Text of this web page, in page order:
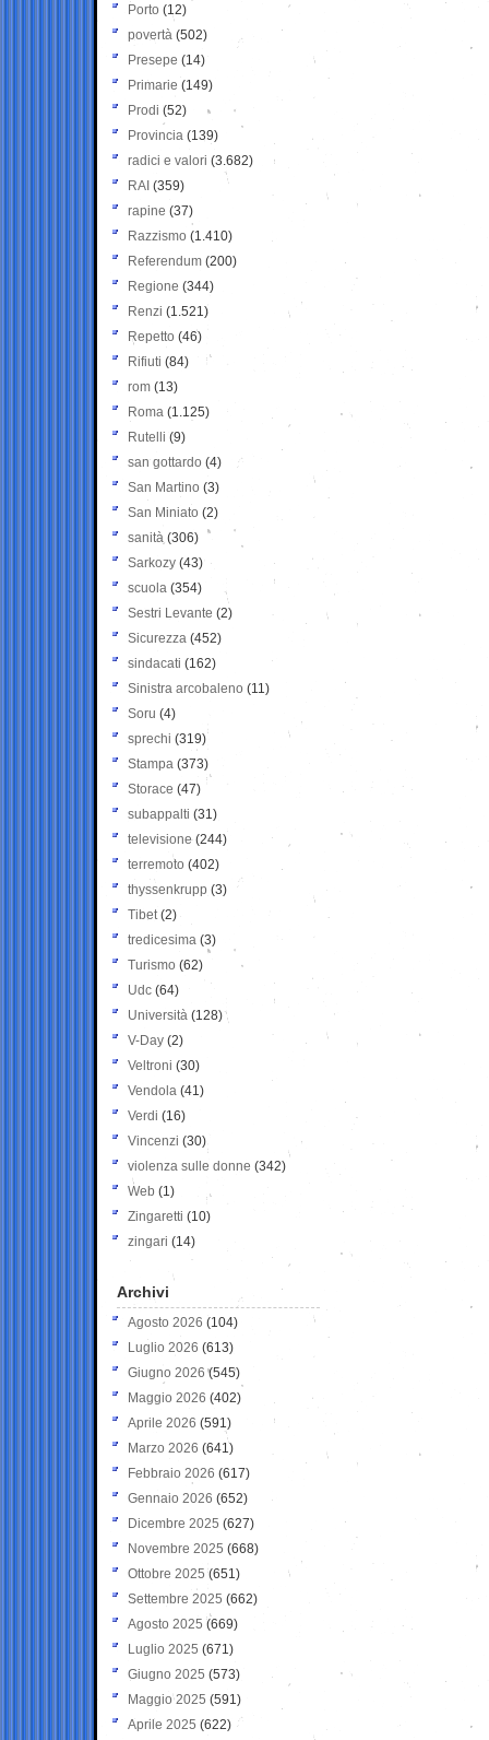
Porto (12)
povertà (502)
Presepe (14)
Primarie (149)
Prodi (52)
Provincia (139)
radici e valori (3.682)
RAI (359)
rapine (37)
Razzismo (1.410)
Referendum (200)
Regione (344)
Renzi (1.521)
Repetto (46)
Rifiuti (84)
rom (13)
Roma (1.125)
Rutelli (9)
san gottardo (4)
San Martino (3)
San Miniato (2)
sanità (306)
Sarkozy (43)
scuola (354)
Sestri Levante (2)
Sicurezza (452)
sindacati (162)
Sinistra arcobaleno (11)
Soru (4)
sprechi (319)
Stampa (373)
Storace (47)
subappalti (31)
televisione(244)
terremoto (402)
thyssenkrupp (3)
Tibet(2)
tredicesima (3)
Turismo (62)
Udc (64)
Università (128)
V-Day (2)
Veltroni (30)
Vendola (41)
Verdi (16)
Vincenzi (30)
violenza sulle donne (342)
Web (1)
Zingaretti (10)
zingari (14)
Archivi
Agosto 2026 (104)
Luglio 2026 (613)
Giugno 2026 (545)
Maggio 2026 (402)
Aprile 2026 (591)
Marzo 2026 (641)
Febbraio 2026 (617)
Gennaio 2026 (652)
Dicembre 2025 (627)
Novembre 2025 (668)
Ottobre 2025 (651)
Settembre 2025 (662)
Agosto 2025 (669)
Luglio 2025 (671)
Giugno 2025 (573)
Maggio 2025 (591)
Aprile 2025 (622)